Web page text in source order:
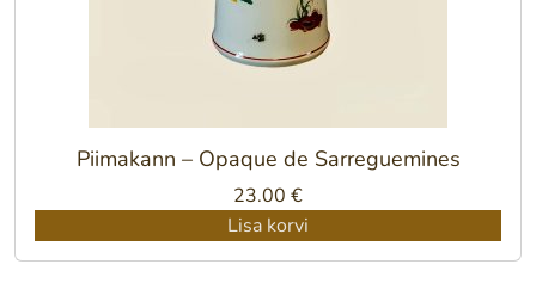
Piimakann – Opaque de Sarreguemines
23.00 €
Lisa korvi